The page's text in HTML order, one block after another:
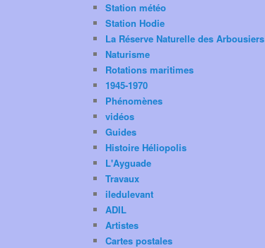
Station météo
Station Hodie
La Réserve Naturelle des Arbousiers
Naturisme
Rotations maritimes
1945-1970
Phénomènes
vidéos
Guides
Histoire Héliopolis
L'Ayguade
Travaux
iledulevant
ADIL
Artistes
Cartes postales